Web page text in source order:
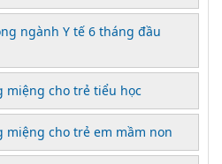
ngành Y tế 6 tháng đầu
miệng cho trẻ tiểu học
miệng cho trẻ em mầm non